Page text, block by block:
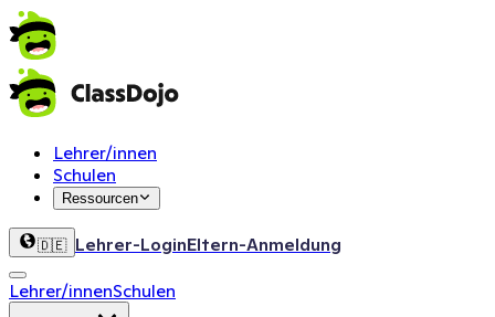
Lehrer/innen
Schulen
Ressourcen
🇩🇪 Lehrer-LoginEltern-Anmeldung
Lehrer/innenSchulen